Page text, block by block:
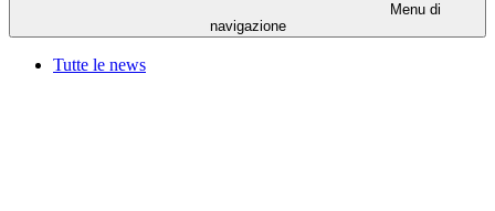
Menu di
navigazione
Tutte le news